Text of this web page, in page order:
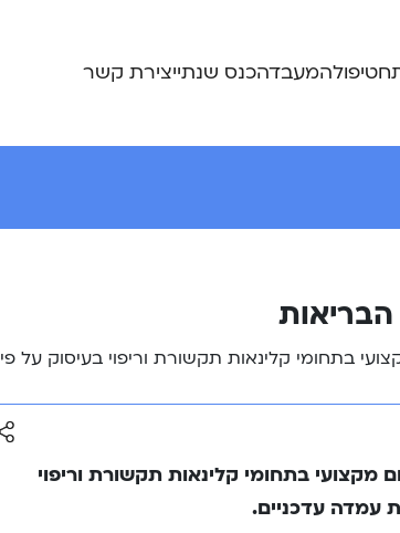
טיפולהמעבדהכנס שנתייצירת קשר
בתחומי קלינאות תקשורת וריפוי בעיסוק על פי
מקצועי בתחומי קלינאות תקשורת וריפוי
עמדה עדכניים.